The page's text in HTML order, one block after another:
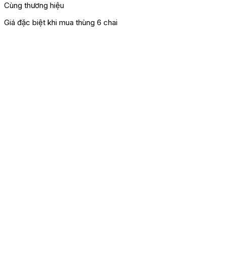
Cùng thương hiệu
Giá đặc biệt khi mua thùng 6 chai